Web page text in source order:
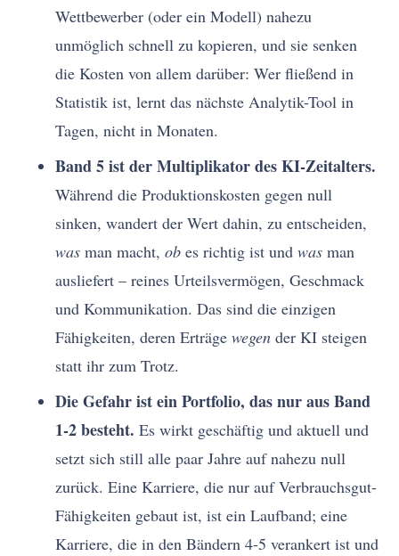
Wettbewerber (oder ein Modell) nahezu
unmöglich schnell zu kopieren, und sie senken
die Kosten von allem darüber: Wer fließend in
Statistik ist, lernt das nächste Analytik-Tool in
Tagen, nicht in Monaten.
Band 5 ist der Multiplikator des KI-Zeitalters.
Während die Produktionskosten gegen null
sinken, wandert der Wert dahin, zu entscheiden,
was man macht,ob es richtig ist undwas man
ausliefert – reines Urteilsvermögen, Geschmack
und Kommunikation. Das sind die einzigen
Fähigkeiten, deren Erträgewegen der KI steigen
statt ihr zum Trotz.
Die Gefahr ist ein Portfolio, das nur aus Band
1-2 besteht. Es wirkt geschäftig und aktuell und
setzt sich still alle paar Jahre auf nahezu null
zurück. Eine Karriere, die nur auf Verbrauchsgut-
Fähigkeiten gebaut ist, ist ein Laufband; eine
Karriere, die in den Bändern 4-5 verankert ist und